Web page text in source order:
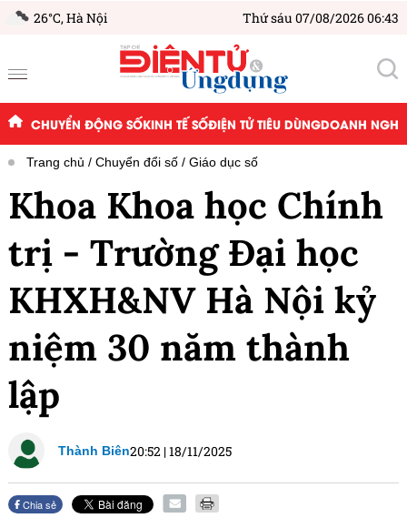
26°C,Hà Nội Thứ sáu 07/08/2026 06:43
CHUYỂN ĐỘNG SỐKINH TẾ SỐĐIỆN TỬ TIÊU DÙNGDOANH
Trang chủ Chuyển đổi số Giáo dục số
Khoa Khoa học Chính
trị - Trường Đại học
KHXH&NV Hà Nội kỷ
niệm 30 năm thành
lập
Thành Biên20:52 |18/11/2025
Chia sẻ